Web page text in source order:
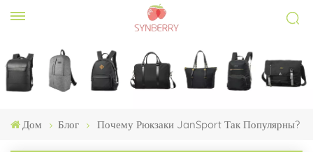
Дом Блог Почему Рюкзаки JanSport Так Популярны?